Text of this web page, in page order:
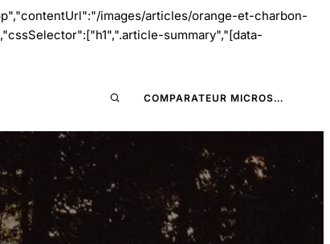
images/articles/orange-et-charbon-
summary","[data-
COMPARATEUR MICROS…